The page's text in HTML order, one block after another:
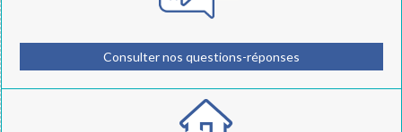
Consulter nos questions-réponses